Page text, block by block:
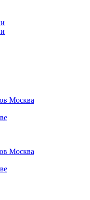
Москва
Москва